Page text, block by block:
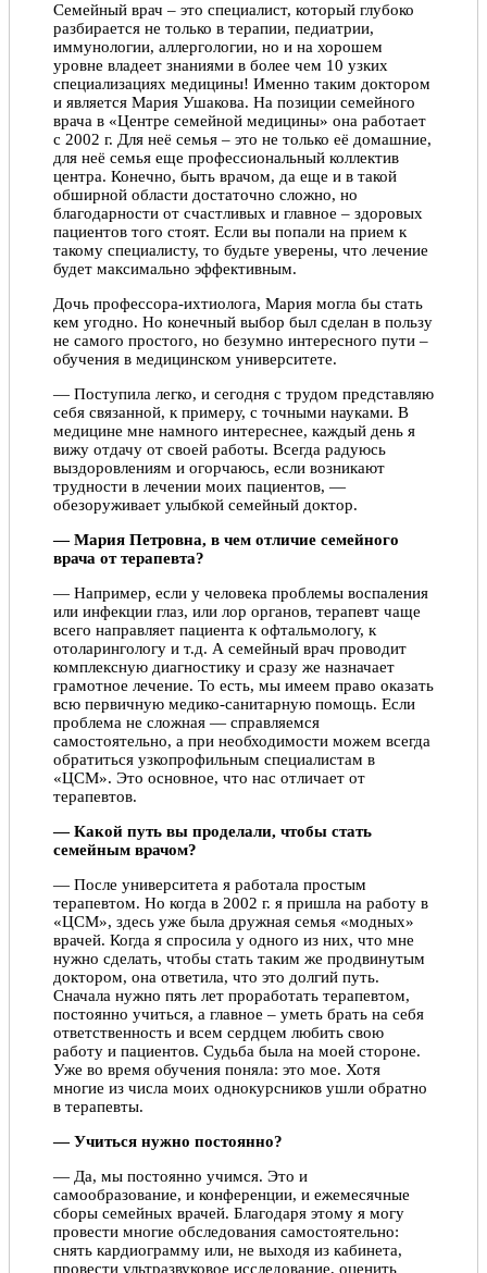
Семейный врач – это специалист, который глубоко
разбирается не только в терапии, педиатрии,
иммунологии, аллергологии, но и на хорошем
уровне владеет знаниями в более чем 10 узких
специализациях медицины! Именно таким доктором
и является Мария Ушакова. На позиции семейного
врача в «Центре семейной медицины» она работает
с 2002 г. Для неё семья – это не только её домашние,
для неё семья еще профессиональный коллектив
центра. Конечно, быть врачом, да еще и в такой
обширной области достаточно сложно, но
благодарности от счастливых и главное – здоровых
пациентов того стоят. Если вы попали на прием к
такому специалисту, то будьте уверены, что лечение
будет максимально эффективным.
Дочь профессора-ихтиолога, Мария могла бы стать
кем угодно. Но конечный выбор был сделан в пользу
не самого простого, но безумно интересного пути –
обучения в медицинском университете.
— Поступила легко, и сегодня с трудом представляю
себя связанной, к примеру, с точными науками. В
медицине мне намного интереснее, каждый день я
вижу отдачу от своей работы. Всегда радуюсь
выздоровлениям и огорчаюсь, если возникают
трудности в лечении моих пациентов, —
обезоруживает улыбкой семейный доктор.
— Мария Петровна, в чем отличие семейного
врача от терапевта?
— Например, если у человека проблемы воспаления
или инфекции глаз, или лор органов, терапевт чаще
всего направляет пациента к офтальмологу, к
отоларингологу и т.д. А семейный врач проводит
комплексную диагностику и сразу же назначает
грамотное лечение. То есть, мы имеем право оказать
всю первичную медико-санитарную помощь. Если
проблема не сложная — справляемся
самостоятельно, а при необходимости можем всегда
обратиться узкопрофильным специалистам в
«ЦСМ». Это основное, что нас отличает от
терапевтов.
— Какой путь вы проделали, чтобы стать
семейным врачом?
— После университета я работала простым
терапевтом. Но когда в 2002 г. я пришла на работу в
«ЦСМ», здесь уже была дружная семья «модных»
врачей. Когда я спросила у одного из них, что мне
нужно сделать, чтобы стать таким же продвинутым
доктором, она ответила, что это долгий путь.
Сначала нужно пять лет проработать терапевтом,
постоянно учиться, а главное – уметь брать на себя
ответственность и всем сердцем любить свою
работу и пациентов. Судьба была на моей стороне.
Уже во время обучения поняла: это мое. Хотя
многие из числа моих однокурсников ушли обратно
в терапевты.
— Учиться нужно постоянно?
— Да, мы постоянно учимся. Это и
самообразование, и конференции, и ежемесячные
сборы семейных врачей. Благодаря этому я могу
провести многие обследования самостоятельно:
снять кардиограмму или, не выходя из кабинета,
провести ультразвуковое исследование, оценить